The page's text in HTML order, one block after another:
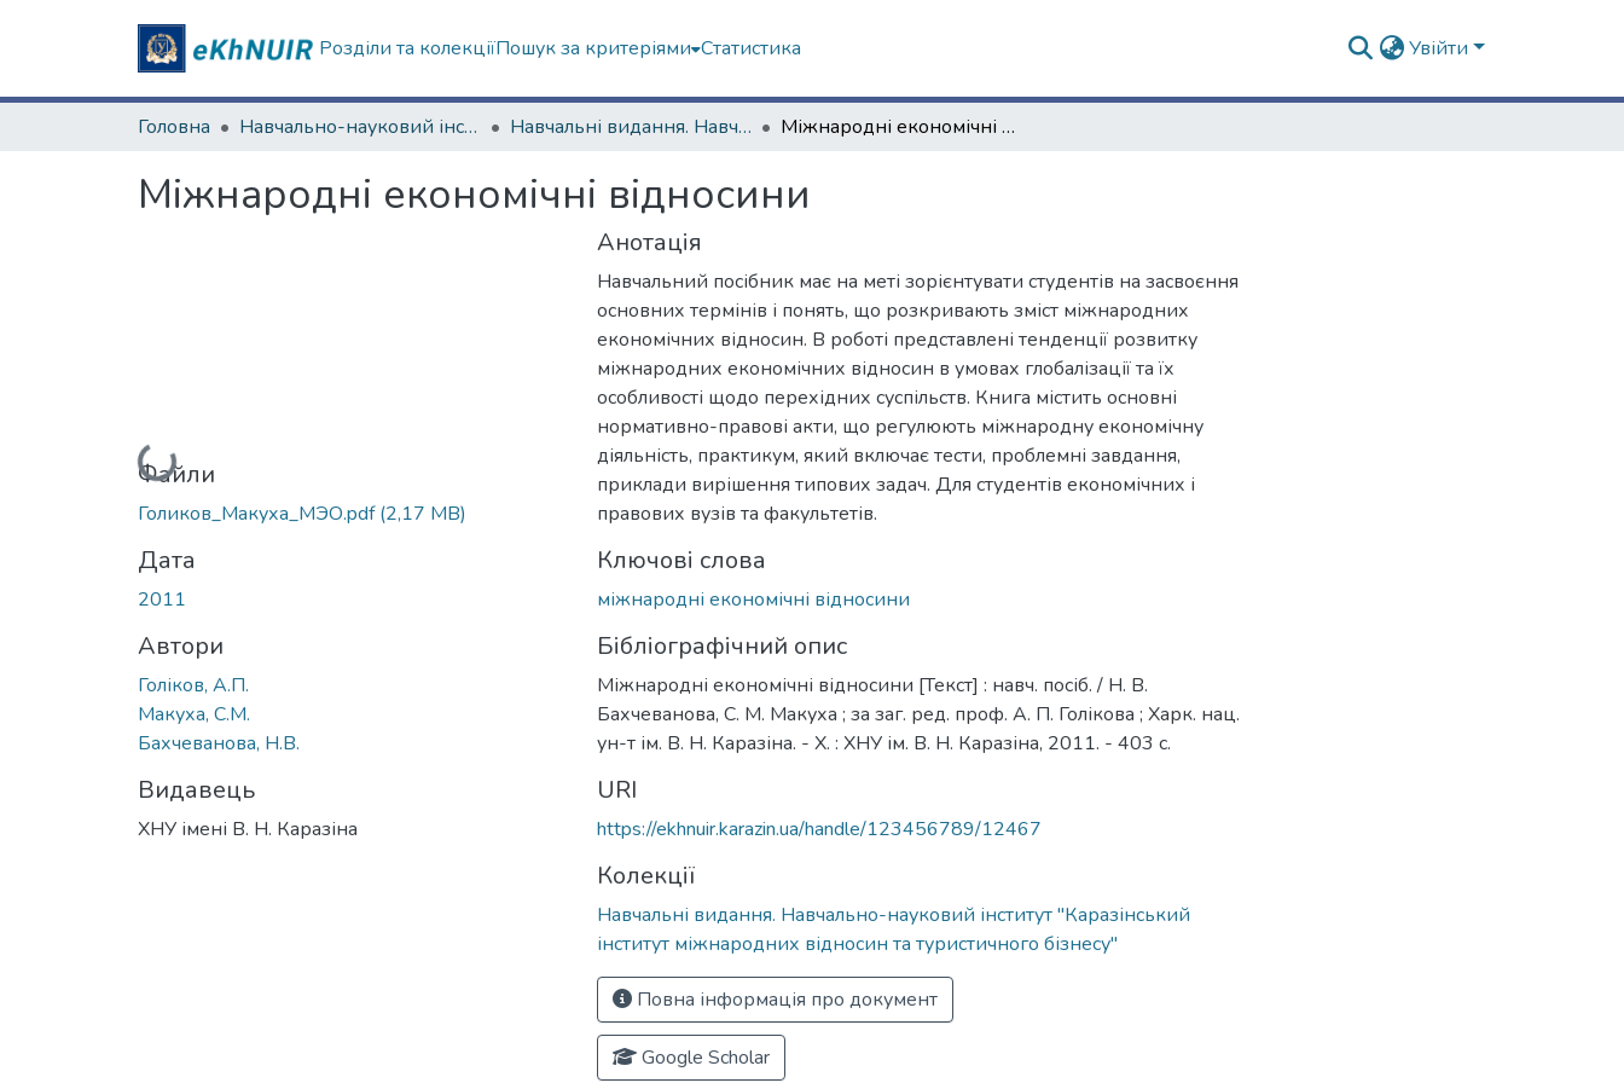
Розділи та колекціїПошук за критеріями Статистика Увійти
Головна Навчально-науковий інститут "Каразінський інститут міжнародних відносин та туристичного бізнесу" Навчальні видання. Навчально-науковий інститут "Каразінський інститут міжнародних відносин та туристичного бізнесу" Міжнародні економічні відносини
Міжнародні економічні відносини
Вантажиться...
Файли
Голиков_Макуха_МЭО.pdf(2,17 MB)
Дата
2011
Автори
Голіков, А.П.
Макуха, С.М.
Бахчеванова, Н.В.
Видавець
ХНУ імені В. Н. Каразіна
Анотація
Навчальний посібник має на меті зорієнтувати студентів на засвоєння
основних термінів і понять, що розкривають зміст міжнародних
економічних відносин. В роботі представлені тенденції розвитку
міжнародних економічних відносин в умовах глобалізації та їх
особливості щодо перехідних суспільств. Книга містить основні
нормативно-правові акти, що регулюють міжнародну економічну
діяльність, практикум, який включає тести, проблемні завдання,
приклади вирішення типових задач. Для студентів економічних і
правових вузів та факультетів.
Ключові слова
міжнародні економічні відносини
Бібліографічний опис
Міжнародні економічні відносини [Текст] : навч. посіб. / Н. В.
Бахчеванова, С. М. Макуха ; за заг. ред. проф. А. П. Голікова ; Харк. нац.
ун-т ім. В. Н. Каразіна. - Х. : ХНУ ім. В. Н. Каразіна, 2011. - 403 с.
URI
https://ekhnuir.karazin.ua/handle/123456789/12467
Колекції
Навчальні видання. Навчально-науковий інститут "Каразінський
інститут міжнародних відносин та туристичного бізнесу"
Повна інформація про документ
Google Scholar